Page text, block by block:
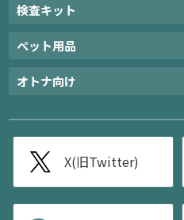
検査キット
ペット用品
オトナ向け
X(旧Twitter)